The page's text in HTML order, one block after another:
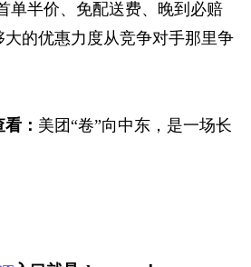
单半价、免配送费、晚到必赔
的优惠力度从竞争对手那里争
： 美团“卷”向中东，是一场长